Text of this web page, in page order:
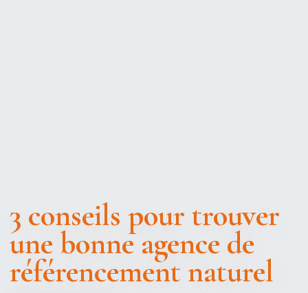
3 conseils pour trouver
une bonne agence de
référencement naturel